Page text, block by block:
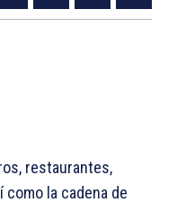
restaurantes,
la cadena de